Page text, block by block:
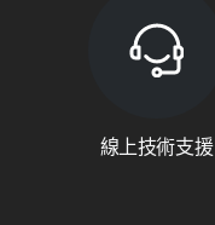
線上技術支援